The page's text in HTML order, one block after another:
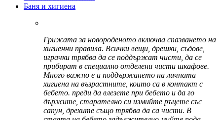
Баня и хигиена
Грижата за новороденото включва спазването на
хигиенни правила. Всички вещи, дрешки, съдове,
играчки трябва да се поддържат чисти, да се
прибират в специално отделени чисти шкафове.
Много важно е и поддържането на личната
хигиена на възрастните, които са в контакт с
бебето. преди да влезете при бебето и да го
държите, старателно си измийте ръцете със
сапун, дрехите също трябва да са чисти. В